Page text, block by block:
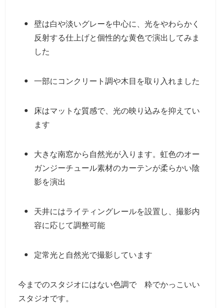
壁は白や淡いグレーを中心に、光をやわらかく
反射する仕上げと個性的な黄色で演出してみま
した
一部にコンクリート調や木目を取り入れました
床はマットな質感で、光の映り込みを抑えてい
ます
大きな南窓から自然光が入ります。虹色のオー
ガンジーチュール素材のカーテンが柔らかい陰
影を演出
天井にはライティングレールを設置し、撮影内
容に応じて調整可能
定常光と自然光で撮影しています
今までのスタジオにはない色調で 粋でかっこいい
スタジオです。